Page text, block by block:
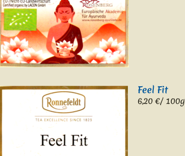
Feel Fit
6,20 €/ 100g